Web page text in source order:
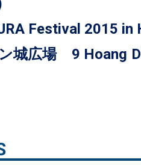
Festival 2015 in
城広場 9 Hoang